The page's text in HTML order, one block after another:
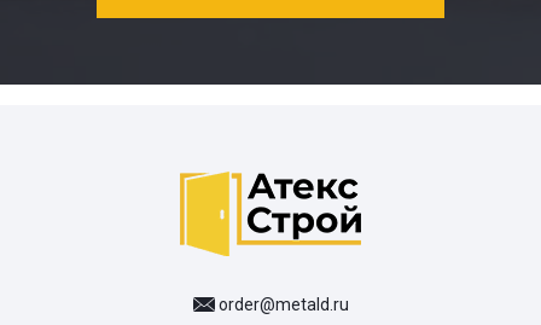
order@metald.ru